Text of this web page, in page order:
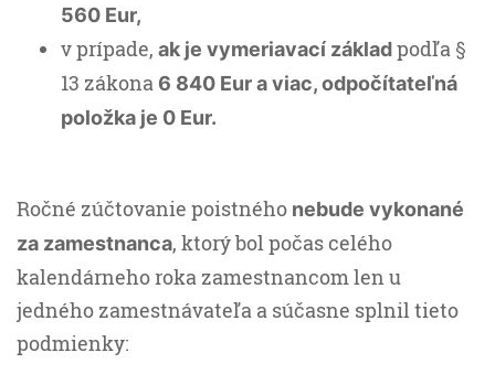
560 Eur,
v prípade, ak je vymeriavací základpodľa §
13 zákona 6 840 Eur a viac, odpočítateľná
položka je 0 Eur.
Ročné zúčtovanie poistného nebude vykonané
za zamestnanca, ktorý bol počas celého
kalendárneho roka zamestnancom len u
jedného zamestnávateľa a súčasne splnil tieto
podmienky: